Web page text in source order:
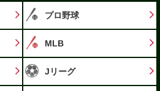
プロ野球
MLB
Jリーグ